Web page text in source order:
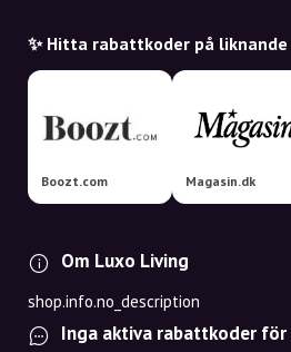
✨ Hitta rabattkoder på
Boozt.com Magasin.dk
Om Luxo Living
shop.info.no_description
Inga aktiva rabattkoder för